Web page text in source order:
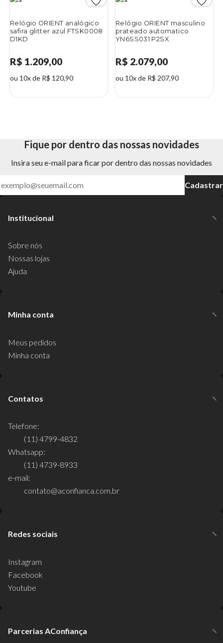
Relógio ORIENT analógico
safira glitter azul FTSK0008
D1KD
R$ 1.209,00
ou 10x de R$ 120,90
Relógio ORIENT masculino
prateado automatico
YN6SS031 P2SX
R$ 2.079,00
ou 10x de R$ 207,90
Fique por dentro das nossas novidades
Insira seu e-mail para ficar por dentro das nossas novidades
Cadastrar
Institucional
Sobre nós
Nossas lojas
Ajuda
Minha conta
Meus pedidos
Minha conta
Contatos
Telefone:
(11) 4799-4832
Whatsapp:
(11) 4739-8933
e-mail:
contato@aconfianca.com.br
Redes sociais
Instagram
Facebook
Youtube
Parcerias AConfiança